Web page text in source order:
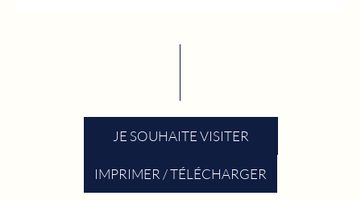
JE SOUHAITE VISITER
IMPRIMER / TÉLÉCHARGER